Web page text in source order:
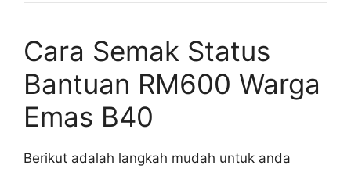
Cara Semak Status
Bantuan RM600 Warga
Emas B40
Berikut adalah langkah mudah untuk anda